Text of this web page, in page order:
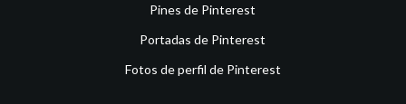
Pines de Pinterest
Portadas de Pinterest
Fotos de perfil de Pinterest